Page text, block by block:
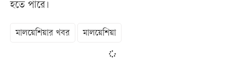
হতে পারে।
মালয়েশিয়ার খবর মালয়েশিয়া